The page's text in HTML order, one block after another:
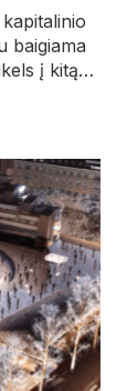
baigiama
į kitą…